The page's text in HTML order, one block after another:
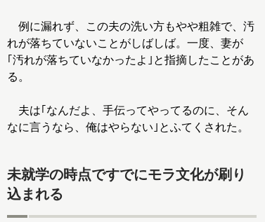
例に漏れず、この夫の洗い方もやや粗雑で、汚
れが落ちていないことがしばしば。一度、妻が
｢汚れが落ちていなかったよ｣と指摘したことがあ
る。
夫は｢なんだよ、手伝ってやってるのに、そん
なに言うなら、俺はやらない｣とふてくされた。
未就学の時点ですでにモラ文化が刷り
込まれる